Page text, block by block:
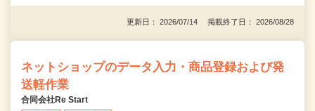
更新日： 2026/07/14 掲載終了日： 2026/08/28
ネットショップのデータ入力・商品登録および発
送軽作業
合同会社Re Start